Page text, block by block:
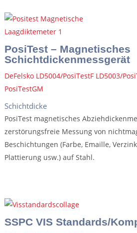
PosiTest – Magnetisches
Schichtdickenmessgerät
DeFelsko LD5004/PosiTestF LD5003/
PosiTestGM
Schichtdicke
PosiTest magnetisches
zerstörungsfreie Messung von
Beschichtungen (Farbe, Emaille,
Plattierung usw.) auf Stahl.
SSPC VIS Standards/